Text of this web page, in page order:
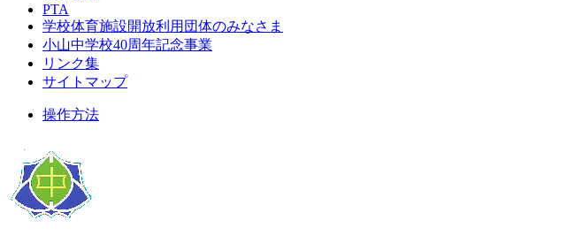
PTA
学校体育施設開放利用団体のみなさま
小山中学校40周年記念事業
リンク集
サイトマップ
操作方法